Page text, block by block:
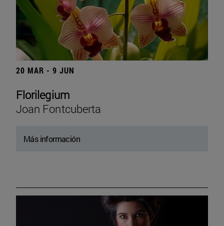
20 MAR - 9 JUN
Florilegium
Joan Fontcuberta
Más información